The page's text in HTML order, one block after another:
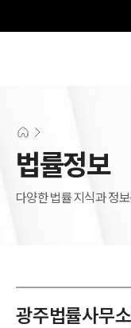
법률정보
다양한 법률 지식과 정
광주법률사무